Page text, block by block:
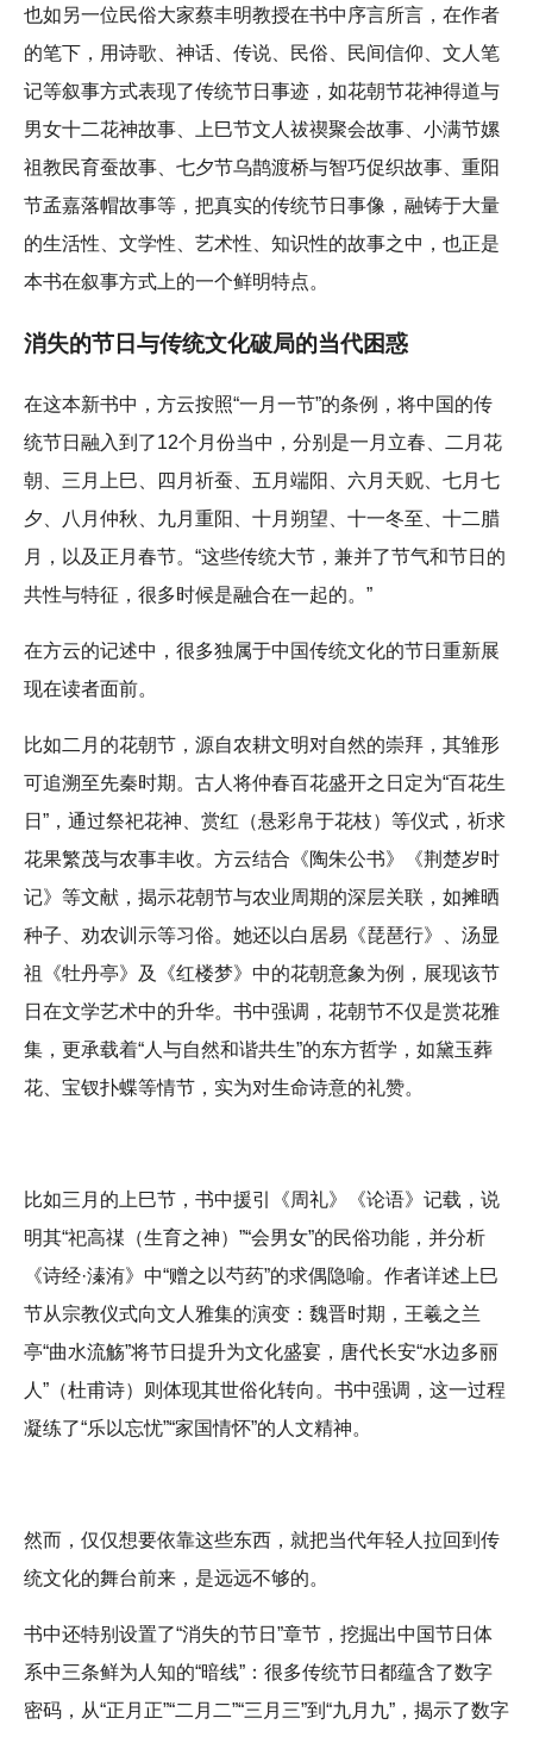
也如另一位民俗大家蔡丰明教授在书中序言所言，在作者
的笔下，用诗歌、神话、传说、民俗、民间信仰、文人笔
记等叙事方式表现了传统节日事迹，如花朝节花神得道与
男女十二花神故事、上巳节文人祓禊聚会故事、小满节嫘
祖教民育蚕故事、七夕节乌鹊渡桥与智巧促织故事、重阳
节孟嘉落帽故事等，把真实的传统节日事像，融铸于大量
的生活性、文学性、艺术性、知识性的故事之中，也正是
本书在叙事方式上的一个鲜明特点。
消失的节日与传统文化破局的当代困惑
在这本新书中，方云按照“一月一节”的条例，将中国的传
统节日融入到了12个月份当中，分别是一月立春、二月花
朝、三月上巳、四月祈蚕、五月端阳、六月天贶、七月七
夕、八月仲秋、九月重阳、十月朔望、十一冬至、十二腊
月，以及正月春节。“这些传统大节，兼并了节气和节日的
共性与特征，很多时候是融合在一起的。”
在方云的记述中，很多独属于中国传统文化的节日重新展
现在读者面前。
比如二月的花朝节，源自农耕文明对自然的崇拜，其雏形
可追溯至先秦时期。古人将仲春百花盛开之日定为“百花生
日”，通过祭祀花神、赏红（悬彩帛于花枝）等仪式，祈求
花果繁茂与农事丰收。方云结合《陶朱公书》《荆楚岁时
记》等文献，揭示花朝节与农业周期的深层关联，如摊晒
种子、劝农训示等习俗。她还以白居易《琵琶行》、汤显
祖《牡丹亭》及《红楼梦》中的花朝意象为例，展现该节
日在文学艺术中的升华。书中强调，花朝节不仅是赏花雅
集，更承载着“人与自然和谐共生”的东方哲学，如黛玉葬
花、宝钗扑蝶等情节，实为对生命诗意的礼赞。
比如三月的上巳节，书中援引《周礼》《论语》记载，说
明其“祀高禖（生育之神）”“会男女”的民俗功能，并分析
《诗经·溱洧》中“赠之以芍药”的求偶隐喻。作者详述上巳
节从宗教仪式向文人雅集的演变：魏晋时期，王羲之兰
亭“曲水流觞”将节日提升为文化盛宴，唐代长安“水边多丽
人”（杜甫诗）则体现其世俗化转向。书中强调，这一过程
凝练了“乐以忘忧”“家国情怀”的人文精神。
然而，仅仅想要依靠这些东西，就把当代年轻人拉回到传
统文化的舞台前来，是远远不够的。
书中还特别设置了“消失的节日”章节，挖掘出中国节日体
系中三条鲜为人知的“暗线”：很多传统节日都蕴含了数字
密码，从“正月正”“二月二”“三月三”到“九月九”，揭示了数字